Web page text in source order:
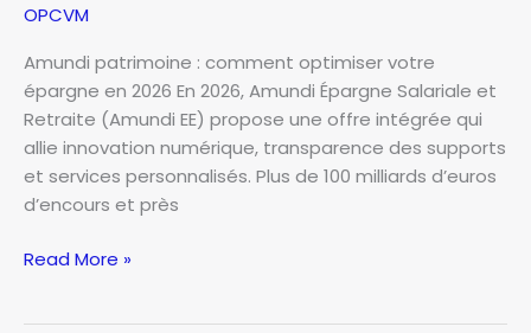
OPCVM
Amundi patrimoine : comment optimiser votre
épargne en 2026 En 2026, Amundi Épargne Salariale et
Retraite (Amundi EE) propose une offre intégrée qui
allie innovation numérique, transparence des supports
et services personnalisés. Plus de 100 milliards d’euros
d’encours et près
Amundi
Read More »